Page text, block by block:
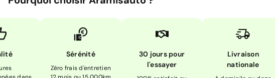
Sérénité
Zéro frais d'entretien
30 jours pour
l'essayer
Livraison
nationale